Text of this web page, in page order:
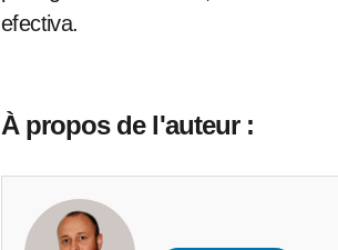
efectiva.
À propos de l'auteur :